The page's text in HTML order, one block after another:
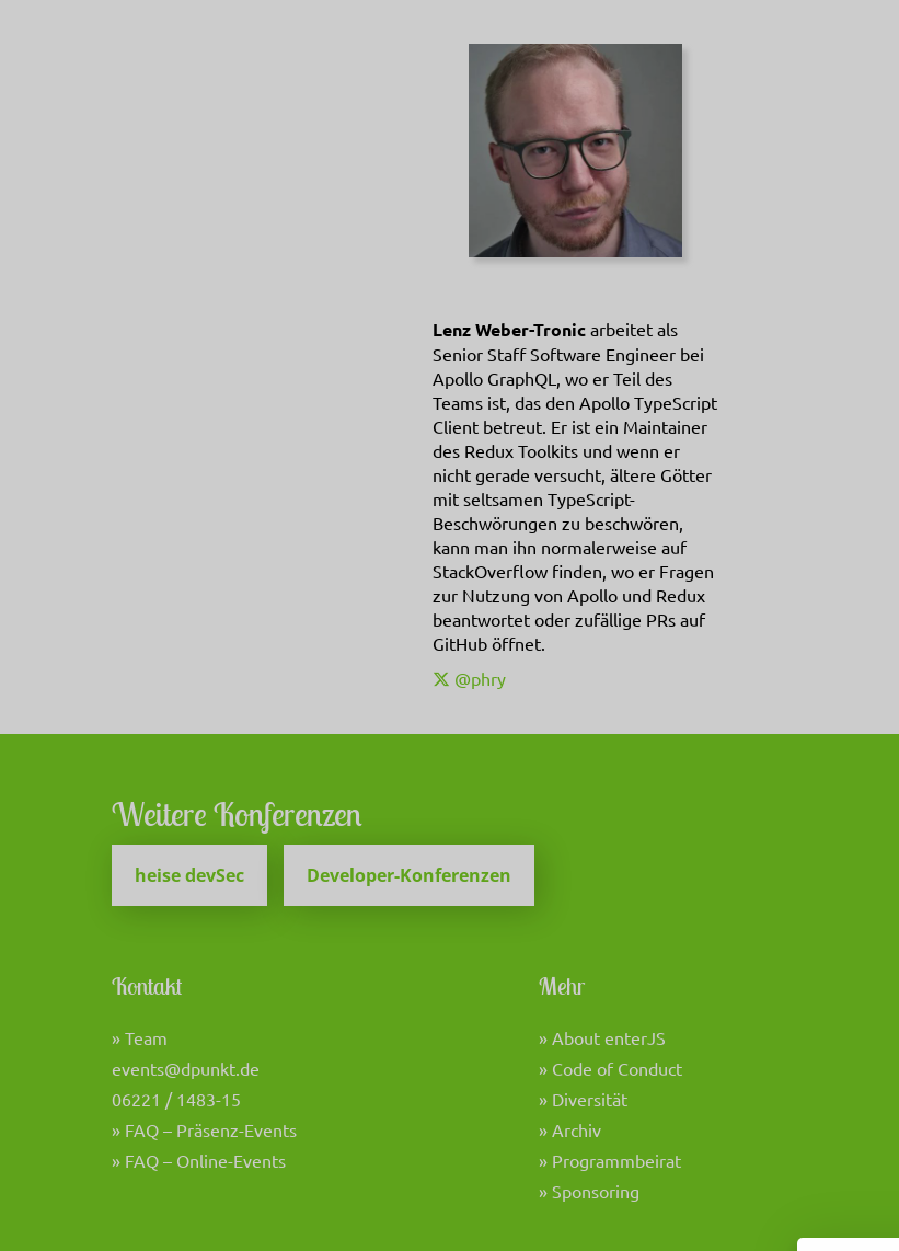
Lenz Weber-Tronicarbeitet als
Senior Staff Software Engineer bei
Apollo GraphQL, wo er Teil des
Teams ist, das den Apollo TypeScript
Client betreut. Er ist ein Maintainer
des Redux Toolkits und wenn er
nicht gerade versucht, ältere Götter
mit seltsamen TypeScript-
Beschwörungen zu beschwören,
kann man ihn normalerweise auf
StackOverflow finden, wo er Fragen
zur Nutzung von Apollo und Redux
beantwortet oder zufällige PRs auf
GitHub öffnet.
@phry
Weitere Konferenzen
heise devSec Developer-Konferenzen
Kontakt
» Team
events@dpunkt.de
06221 / 1483-15
» FAQ – Präsenz-Events
» FAQ – Online-Events
Mehr
» About enterJS
» Code of Conduct
» Diversität
» Archiv
» Programmbeirat
» Sponsoring